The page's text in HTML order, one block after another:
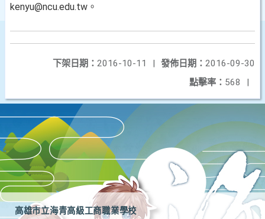
kenyu@ncu.edu.tw。
發佈日期： 2016-09-30
下架日期： 2016-10-11
|
點擊率： 568 |
高雄市立海青高級工商職業學校